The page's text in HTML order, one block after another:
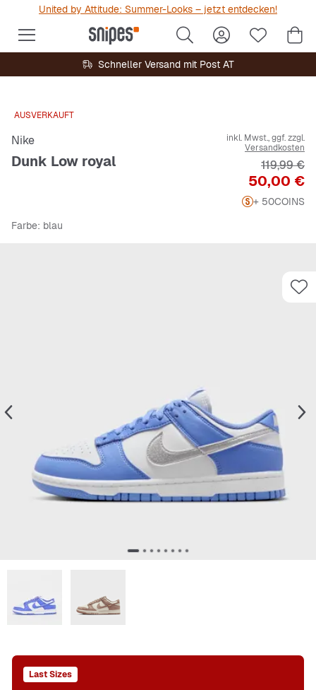
United by Attitude: Summer-Looks – jetzt entdecken!
Schneller Versand mit Post AT
AUSVERKAUFT
Nike
Dunk Low royal
inkl. Mwst., ggf. zzgl.
Versandkosten
Preis
50,00 €
119,99 €
+ 50COINS
Farbe: blau
Last Sizes